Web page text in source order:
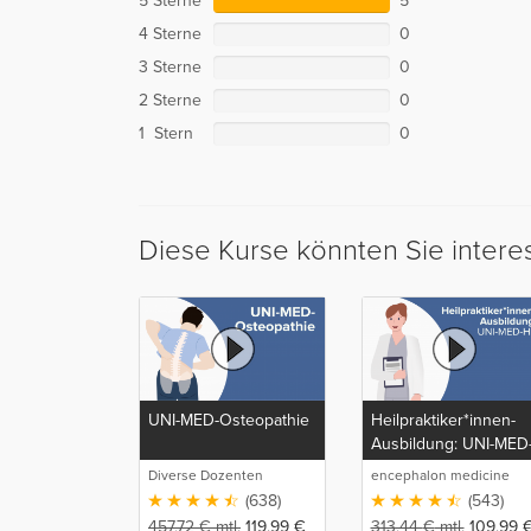
4 Sterne
0
3 Sterne
0
2 Sterne
0
1 Stern
0
Diese Kurse könnten Sie
UNI-MED-Osteopathie
Diverse Dozenten
(638)
Heilpraktiker*innen-
Ausbildung: UNI-
encephalon medicine
media production GmbH
(543)